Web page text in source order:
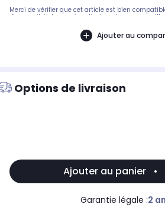
Merci de vérifier que cet article est bien
d'appareil. Notre service client peut vous
PQ9140GG - 90027735800, PQ9150MB -
90027736400, PQ91-ANIMA - 90027736200
Ajouter au
Options de livraison
Ajouter au panier •
Garantie légale :2